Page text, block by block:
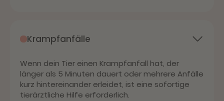
Krampfanfälle
Wenn dein Tier einen Krampfanfall hat, der
länger als 5 Minuten dauert oder mehrere Anfälle
kurz hintereinander erleidet, ist eine sofortige
tierärztliche Hilfe erforderlich.